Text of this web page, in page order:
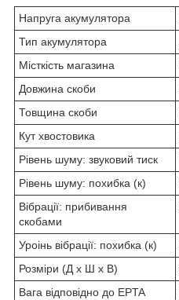
Напруга акумулятора
Тип акумулятора
Місткість магазина
Довжина скоби
Товщина скоби
Кут хвостовика
Рівень шуму: звуковий тиск
Рівень шуму: похибка (к)
Вібрації: прибивання
скобами
Уроінь вібрації: похибка (к)
Розміри (Д х Ш х В)
Вага відповідно до EPTA